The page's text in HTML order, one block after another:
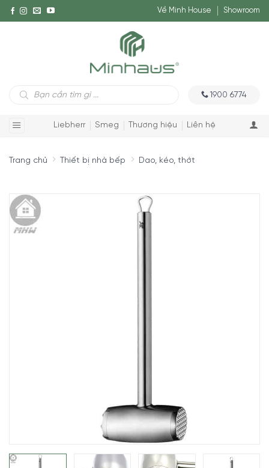
Về Minh House Showroom
Tìm
kiếm
1900 6774
Liebherr Smeg Thương hiệu Liên hệ
Trang chủ Thiết bị nhà bếp Dao, kéo, thớt